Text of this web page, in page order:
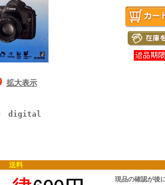
拡大表示
digital
送料
現品の確認が後